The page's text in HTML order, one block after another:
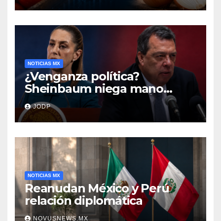
NOTICIAS MX
¿Venganza política?
Sheinbaum niega mano
negra en captura de Ángel
Aguirre
JODP
NOTICIAS MX
Reanudan México y Perú
relación diplomática
NOVUSNEWS.MX